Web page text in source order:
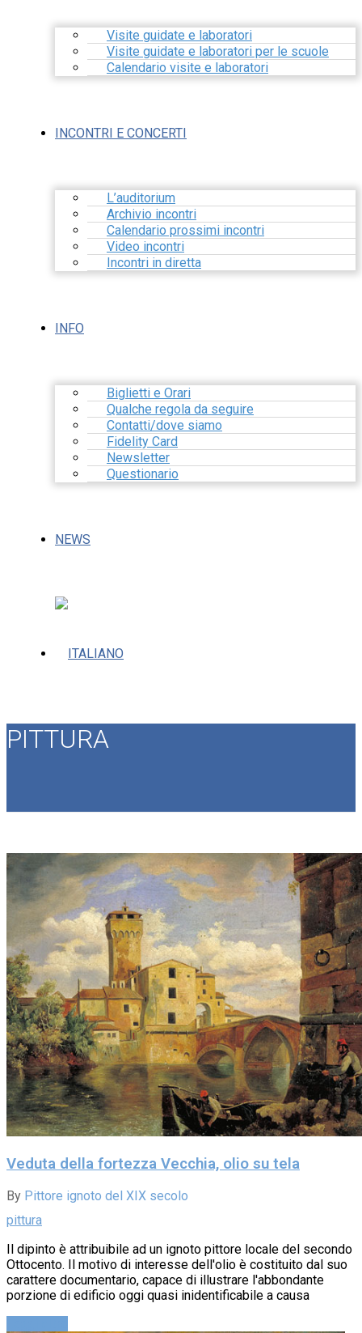
Visite guidate e laboratori
Visite guidate e laboratori per le scuole
Calendario visite e laboratori
INCONTRI E CONCERTI
L’auditorium
Archivio incontri
Calendario prossimi incontri
Video incontri
Incontri in diretta
INFO
Biglietti e Orari
Qualche regola da seguire
Contatti/dove siamo
Fidelity Card
Newsletter
Questionario
NEWS
PITTURA
Veduta della fortezza Vecchia, olio su tela
By Pittore ignoto del XIX secolo
pittura
Il dipinto è attribuibile ad un ignoto pittore locale del secondo
Ottocento. Il motivo di interesse dell'olio è costituito dal suo
carattere documentario, capace di illustrare l'abbondante
porzione di edificio oggi quasi inidentificabile a causa